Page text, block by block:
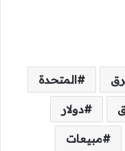
المتحدة
دولار
مبيعات